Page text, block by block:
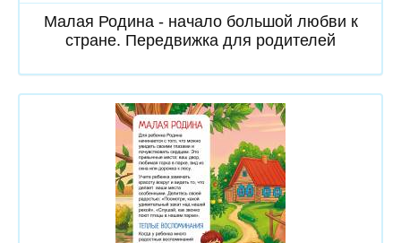
Малая Родина - начало большой любви к
стране. Передвижка для родителей